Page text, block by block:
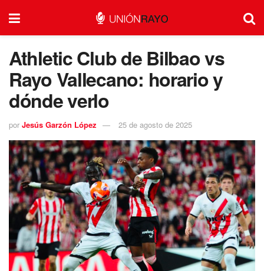
Athletic Club de Bilbao vs
Rayo Vallecano: horario y
dónde verlo
por Jesús Garzón López 25 de agosto de 2025